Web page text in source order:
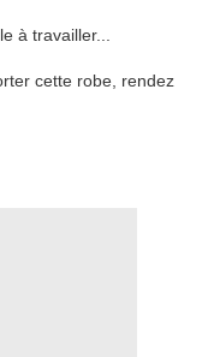
à travailler...
cette robe, rendez